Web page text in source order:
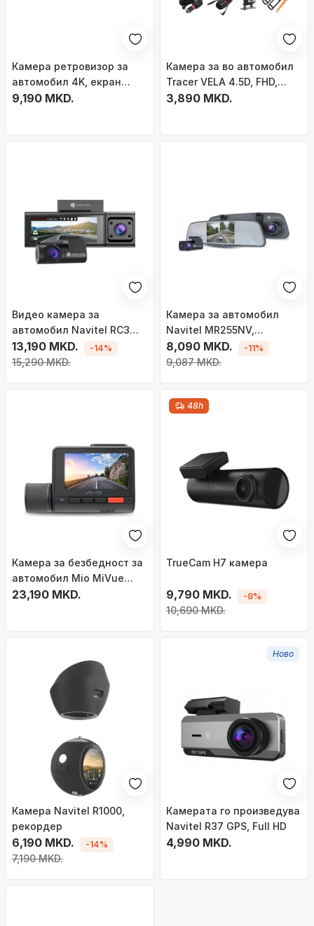
Камера ретровизор за
автомобил 4K, екран
9.66", агол 170°, црна
9,190 MKD.
Камера за во автомобил
Tracer VELA 4.5D, FHD,
агол 150°, со задна
3,890 MKD.
Видео камера за
автомобил Navitel RC3
Pro
13,190 MKD.
15,290 MKD.
-14%
Камера за автомобил
Navitel MR255NV,
огледало со DVR
8,090 MKD.
9,087 MKD.
-11%
Камера за безбедност за
автомобил Mio MiVue
955W Dual, 4K, WiFi, со
23,190 MKD.
48h
TrueCam H7 камера
9,790 MKD.
10,690 MKD.
-8%
Камера Navitel R1000,
рекордер
6,190 MKD.
7,190 MKD.
-14%
Ново
Камерата го произведува
Navitel R37 GPS, Full HD
4,990 MKD.